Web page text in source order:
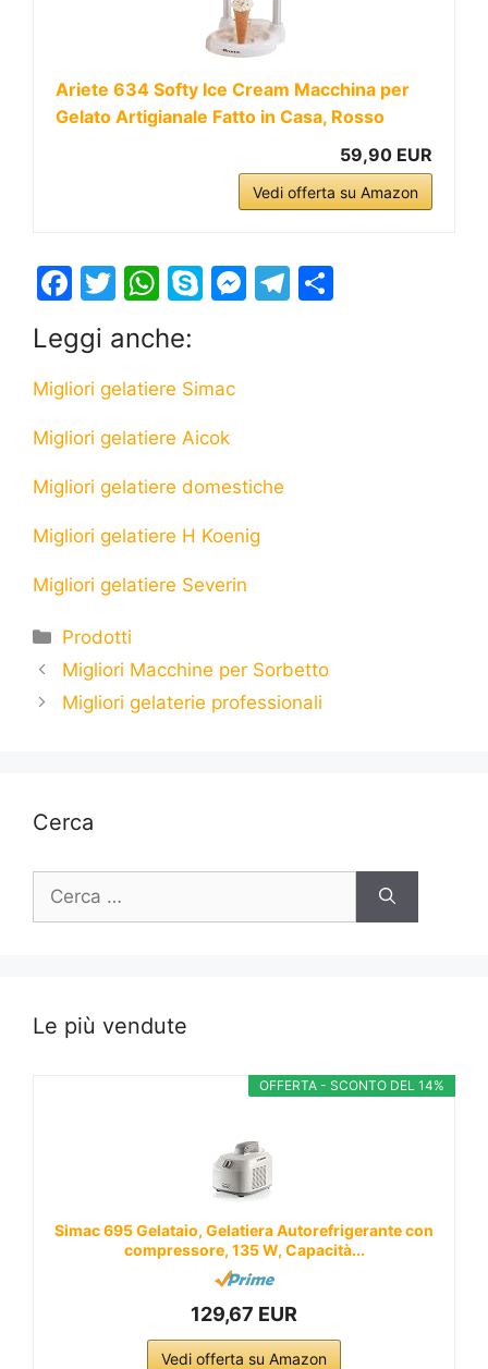
Ariete 634 Softy Ice Cream Macchina per
Gelato Artigianale Fatto in Casa, Rosso
59,90 EUR
Vedi offerta su Amazon
F
c
e
b
o
o
k
T
itt
er
W
at
s
p
p
S
p
e
M
g
er
T
Leggi anche:
Migliori gelatiere Simac
Migliori gelatiere Aicok
Migliori gelatiere domestiche
Migliori gelatiere H Koenig
Migliori gelatiere Severin
Categorie
Prodotti
Migliori Macchine per Sorbetto
Migliori gelaterie professionali
Cerca
per:
Le più vendute
OFFERTA - SCONTO DEL 14%
Simac 695 Gelataio, Gelatiera Autorefrigerante con
compressore, 135 W, Capacità...
129,67 EUR
Vedi offerta su Amazon